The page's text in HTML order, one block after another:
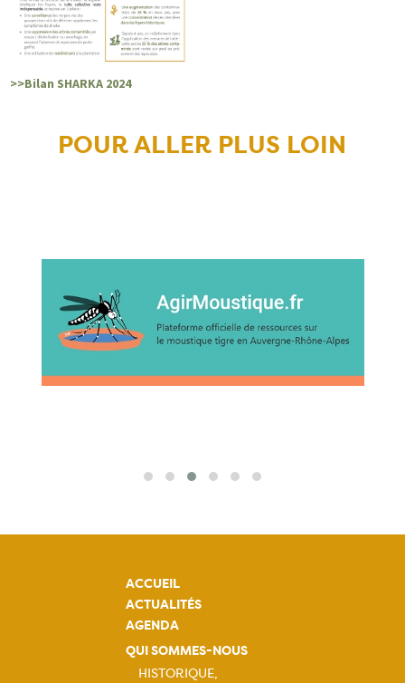
>>Bilan SHARKA 2024
POUR ALLER PLUS LOIN
ACCUEIL
ACTUALITÉS
AGENDA
QUI SOMMES-NOUS
HISTORIQUE,